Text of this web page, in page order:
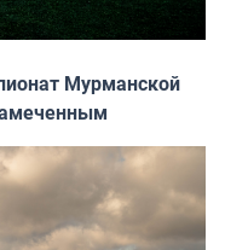
Мурманской